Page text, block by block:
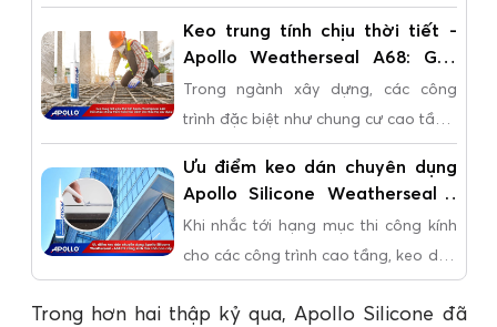
vùng biển phía Đông Bắc của khu
vực Bắc Biển Đông. Siêu bão Yagi có
sức gió mạnh nhất lên tới cấp 15 (trên
160 km/h), là một trong những cơn
bão mạnh nhất trong lịch sử, gây ra
thiệt hại nặng nề trước khi suy yếu
thành áp thấp nhiệt đới, nhiều mặt
kính trên các công trình cao tầng đã
bị thổi bay. Nội dung dưới đây sẽ
phân tích chi tiết nguyên nhân dẫn
đến hiện tượng này dưới góc nhìn
Keo trung tính chịu thời tiết -
Apollo Weatherseal A68: Giải
pháp chống thấm hoàn hảo
dành cho thầu thợ xây dựng
Trong ngành xây dựng, các công
trình đặc biệt như chung cư cao tầng,
tòa nhà cao ốc, sân thượng... luôn
đòi hỏi phải sử dụng vật liệu có khả
năng chống chịu thời tiết vượt trội.
Ưu điểm keo dán chuyên dụng
Apollo Silicone Weatherseal -
A68 thi công kính tòa nhà cao
cấp
Khi nhắc tới hạng mục thi công kính
cho các công trình cao tầng, keo dán
Apollo Silicone Sealant Weatherseal -
A68 là một lựa chọn đáng tin cậy.
Trong hơn hai thập kỷ qua, Apollo Silicone đã